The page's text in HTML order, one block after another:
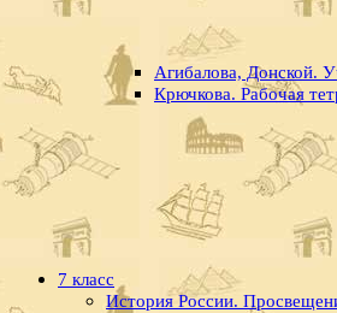
Агибалова, Донской.
Крючкова. Рабочая
7 класс
История России.